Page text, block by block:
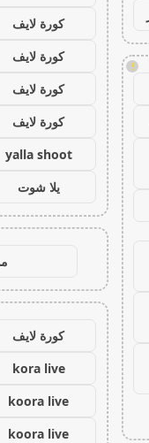
!
كورة لايف
كورة لايف
كورة لايف
كورة لايف
yalla shoot
يلا شوت
كورة لايف
kora live
koora live
koora live